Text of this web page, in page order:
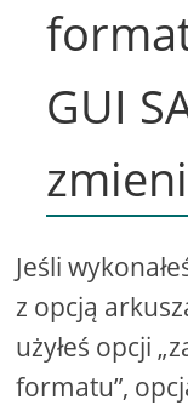
GUI
Jeśli
z opcją
użyłeś opcji
formatu”,